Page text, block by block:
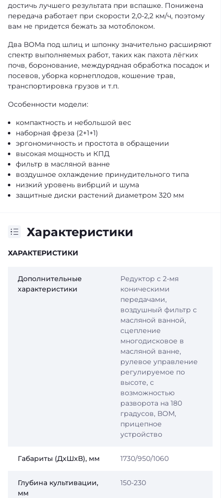
достичь лучшего результата при вспашке. Понижена
передача работает при скорости 2,0-2,2 км/ч, поэтому
вам не придется бежать за мотоблоком.
Два ВОМа под шлиц и шпонку значительно расширяют
спектр выполняемых работ, таких как пахота лёгких
почв, боронование, междурядная обработка посадок и
посевов, уборка корнеплодов, кошение трав,
транспортировка грузов и т.п.
Особенности модели:
компактность и небольшой вес
наборная фреза (2+1+1)
эргономичность и простота в обращении
высокая мощность и КПД
фильтр в масляной ванне
воздушное охлаждение принудительного типа
низкий уровень вибрций и шума
защитные диски растений диаметром 320 мм
Характеристики
ХАРАКТЕРИСТИКИ
Дополнительные
характеристики
Редуктор с 2-мя
коническими
передачами,
воздушный фильтр с
масляной ванной,
сцепление
многодисковое в
масляной ванне,
рулевое управление
регулируемое по
высоте, с
возможностью
разворота на 180
градусов, ВОМ,
прицепное
устройство
Габариты (ДхШхВ), мм 1730/950/1060
Глубина культивации,
мм
150-230